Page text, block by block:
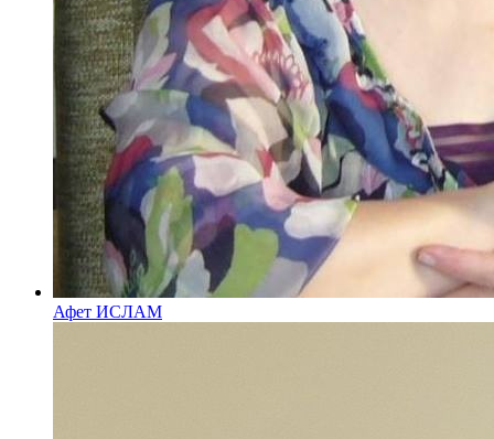
Афет ИСЛАМ